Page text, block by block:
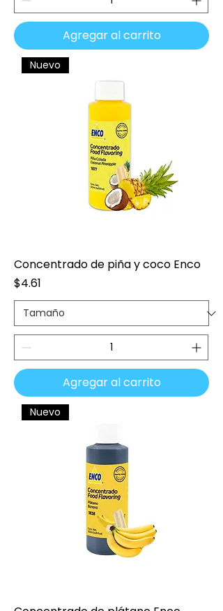
Agregar al carrito
Nuevo
Concentrado de piña y coco Enco
Precio
$4.61
Agregar al carrito
Nuevo